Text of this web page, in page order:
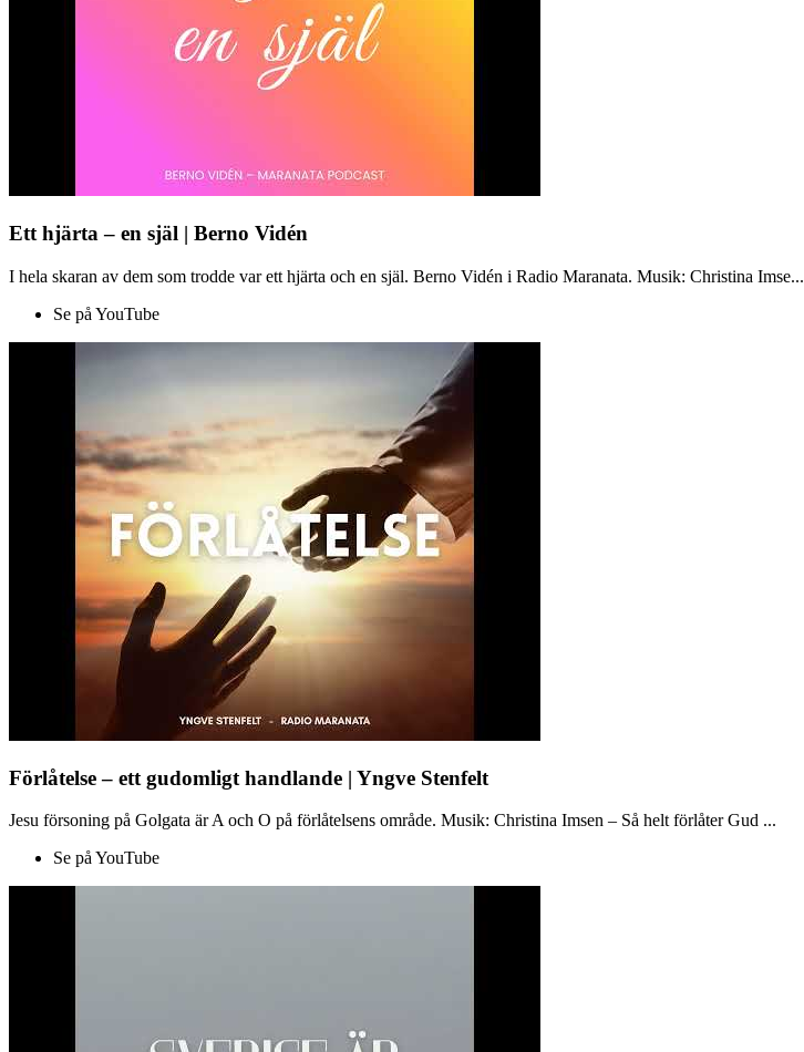
Ett hjärta – en själ | Berno Vidén
I hela skaran av dem som trodde var ett hjärta och en själ. Berno Vidén i Radio Maranata. Musik: Christina Imse...
Se på YouTube
Förlåtelse – ett gudomligt handlande | Yngve Stenfelt
Jesu försoning på Golgata är A och O på förlåtelsens område. Musik: Christina Imsen – Så helt förlåter Gud ...
Se på YouTube